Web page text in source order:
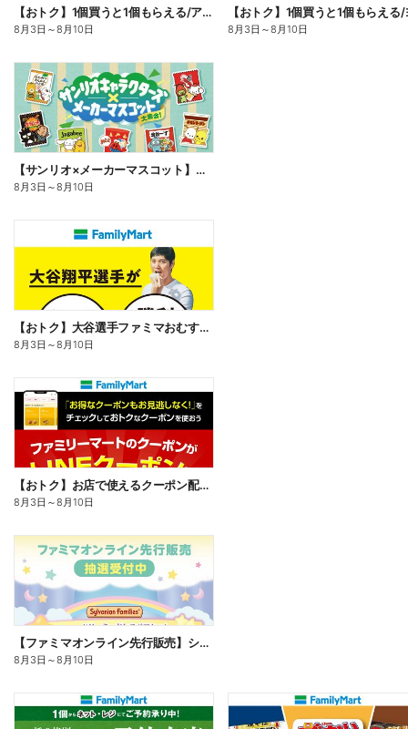
【おトク】1個買うと1個もらえる/アイス
8月3日 ～8月10日 8月3日 ～8月10日
【サンリオ×メーカーマスコット】オリジナルグッズ貰える!
8月3日 ～8月10日
【おトク】大谷選手ファミマおむすび割
8月3日 ～8月10日
【おトク】お店で使えるクーポン配信中
8月3日 ～8月10日
【ファミマオンライン先行販売】シルバニアファミリー
8月3日 ～8月10日